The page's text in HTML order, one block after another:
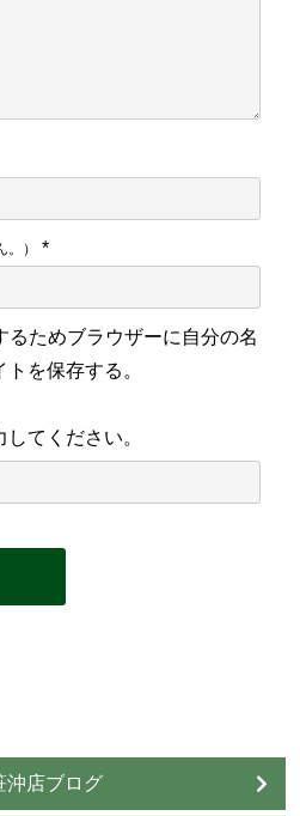
） *
るためブラウザーに自分の名
を保存する。
てください。
沖店ブログ